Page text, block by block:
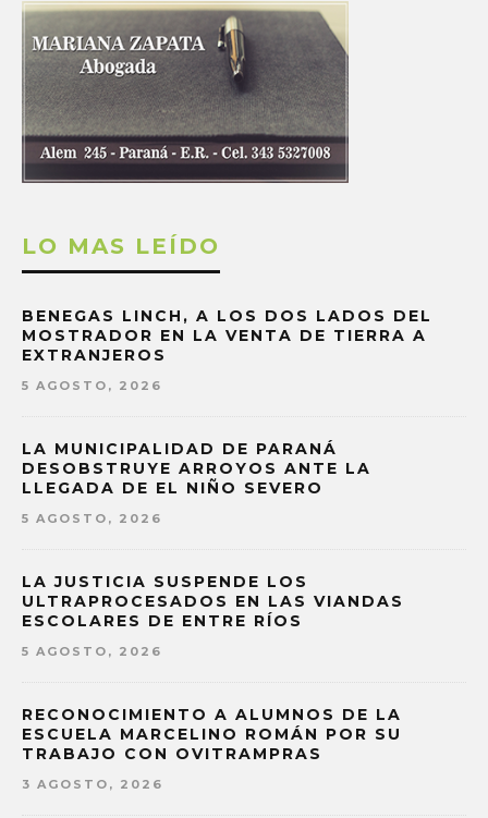
LO MAS LEÍDO
BENEGAS LINCH, A LOS DOS LADOS DEL
MOSTRADOR EN LA VENTA DE TIERRA A
EXTRANJEROS
5 AGOSTO, 2026
LA MUNICIPALIDAD DE PARANÁ
DESOBSTRUYE ARROYOS ANTE LA
LLEGADA DE EL NIÑO SEVERO
5 AGOSTO, 2026
LA JUSTICIA SUSPENDE LOS
ULTRAPROCESADOS EN LAS VIANDAS
ESCOLARES DE ENTRE RÍOS
5 AGOSTO, 2026
RECONOCIMIENTO A ALUMNOS DE LA
ESCUELA MARCELINO ROMÁN POR SU
TRABAJO CON OVITRAMPRAS
3 AGOSTO, 2026